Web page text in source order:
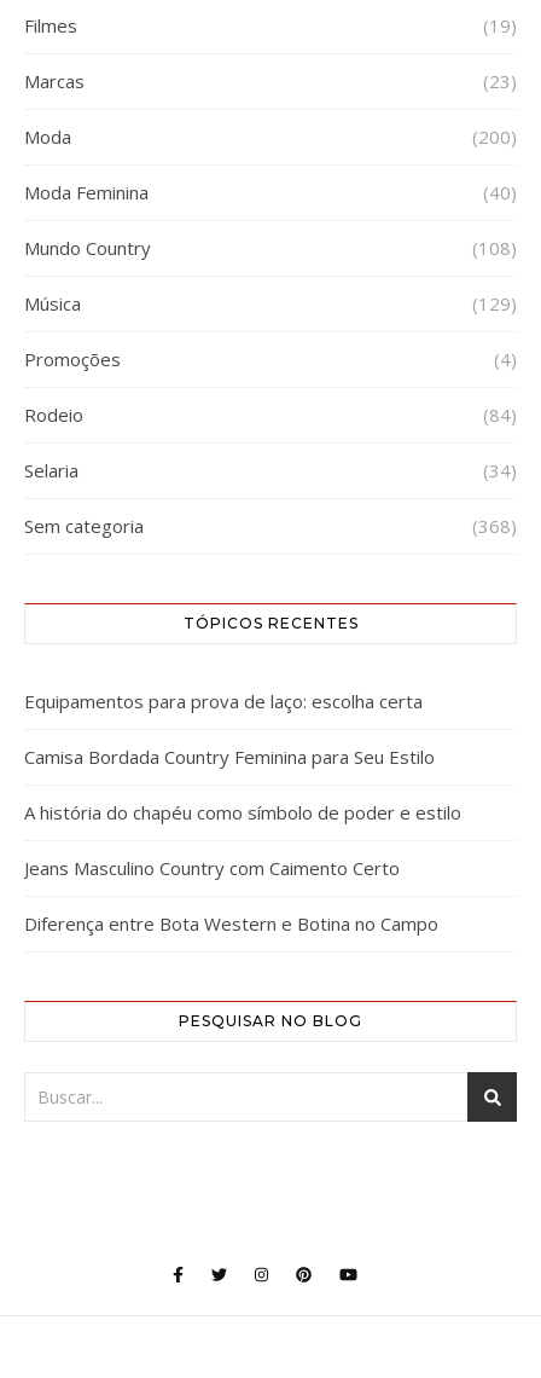
Filmes (19)
Marcas (23)
Moda (200)
Moda Feminina (40)
Mundo Country (108)
Música (129)
Promoções (4)
Rodeio (84)
Selaria (34)
Sem categoria (368)
TÓPICOS RECENTES
Equipamentos para prova de laço: escolha certa
Camisa Bordada Country Feminina para Seu Estilo
A história do chapéu como símbolo de poder e estilo
Jeans Masculino Country com Caimento Certo
Diferença entre Bota Western e Botina no Campo
PESQUISAR NO BLOG